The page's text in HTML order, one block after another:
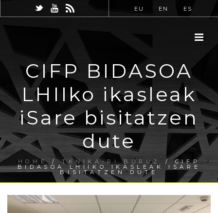
EU EN ES
CIFP BIDASOA
LHIIko ikasleak
iSare bisitatzen
dute
HOME/TKNIKA-RI BURUZ / CIFP
BIDASOA LHIIKO IKASLEAK ISARE
BISITATZEN DUTE